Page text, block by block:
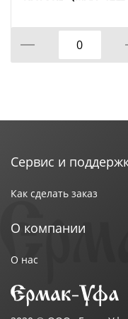
Сервис и
Как сделать заказ
О компании
О нас